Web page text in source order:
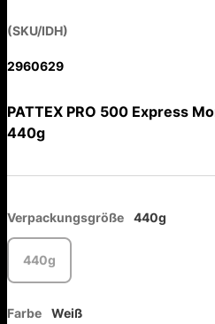
(SKU/IDH)
2960629
PATTEX PRO 500 Express
440g
Verpackungsgröße 440g
440g
Farbe Weiß